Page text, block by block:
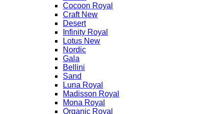
Cocoon Royal
Craft New
Desert
Infinity Royal
Lotus New
Nordic
Gala
Bellini
Sand
Luna Royal
Madisson Royal
Mona Royal
Organic Royal